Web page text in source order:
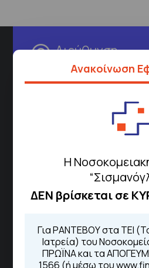
Ανακοίνωση
Η
ΔΕΝ βρίσκεται σε
Για ΡΑΝΤΕΒΟΥ στα ΤΕΙ
Ιατρεία) του
ΠΡΩΪΝΑ και τα
1566 (ή μέσω του
Διεύθυνση
Περιοχής
Τηλέφωνα για
Για τα πρωινά και τα
ιατρεία:
Από τον
Καλώντας στην